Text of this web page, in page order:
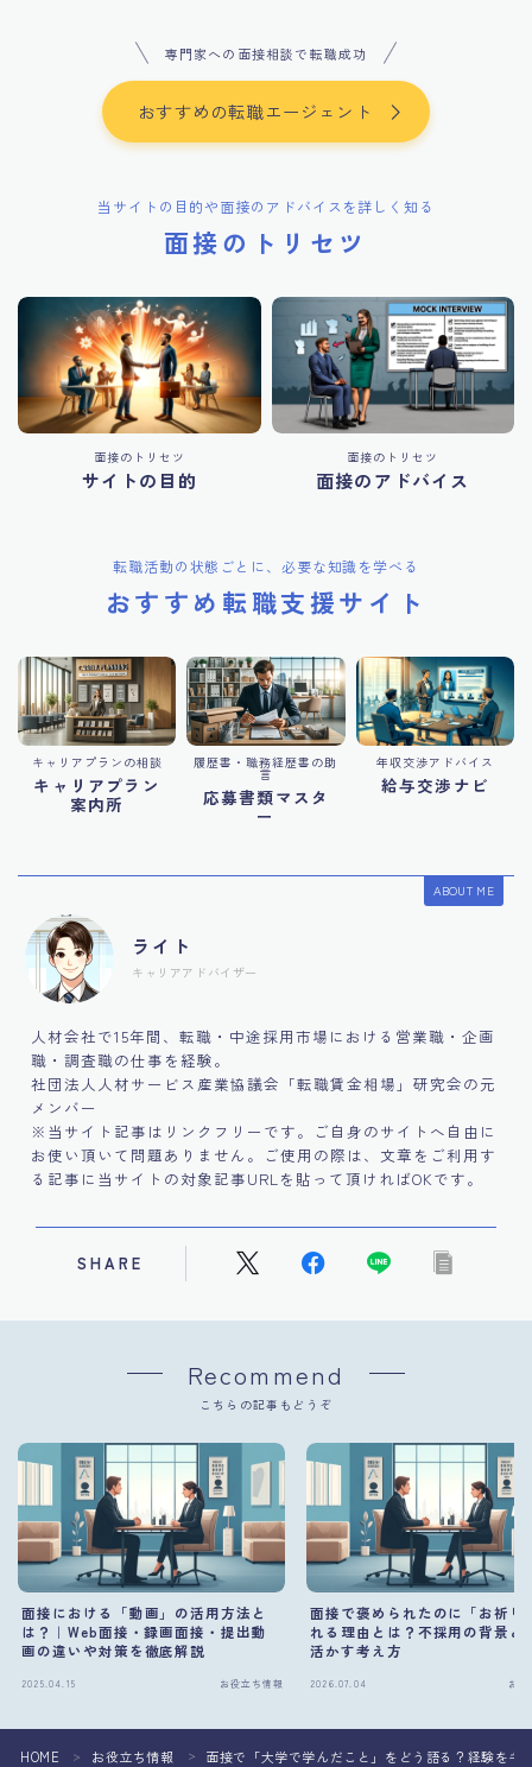
専門家への面接相談で転職成功
おすすめの転職エージェント
当サイトの目的や面接のアドバイスを詳しく知る
面接のトリセツ
面接のトリセツ
サイトの目的
面接のトリセツ
面接のアドバイス
転職活動の状態ごとに、必要な知識を学べる
おすすめ転職支援サイト
キャリアプランの相談
キャリアプラン
案内所
履歴書・職務経歴書の助
言
応募書類マスタ
ー
年収交渉アドバイス
給与交渉ナビ
ABOUT ME
ライト
キャリアアドバイザー
人材会社で15年間、転職・中途採用市場における営業職・企画
職・調査職の仕事を経験。
社団法人人材サービス産業協議会「転職賃金相場」研究会の元
メンバー
※当サイト記事はリンクフリーです。ご自身のサイトへ自由に
お使い頂いて問題ありません。ご使用の際は、文章をご利用す
る記事に当サイトの対象記事URLを貼って頂ければOKです。
SHARE
Recommend
こちらの記事もどうぞ
面接における「動画」の活用方法と
は？｜Web面接・録画面接・提出動
画の違いや対策を徹底解説
2025.04.15 お役立ち情報
面接で褒められたのに「お祈り
れる理由とは？不採用の背景と
活かす考え方
2026.07.04 お
HOME ＞ お役立ち情報 ＞ 面接で「大学で学んだこと」をどう語る？経験をキ